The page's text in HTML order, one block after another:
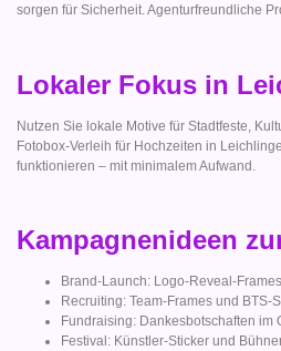
sorgen für Sicherheit. Agenturfreundliche
Lokaler Fokus in
Nutzen Sie lokale Motive für Stadtfeste,
Fotobox-Verleih für Hochzeiten in
funktionieren – mit minimalem Aufwand.
Kampagnenideen
Brand-Launch: Logo-Reveal-
Recruiting: Team-Frames und BTS-
Fundraising: Dankesbotschaften im
Festival: Künstler-Sticker und